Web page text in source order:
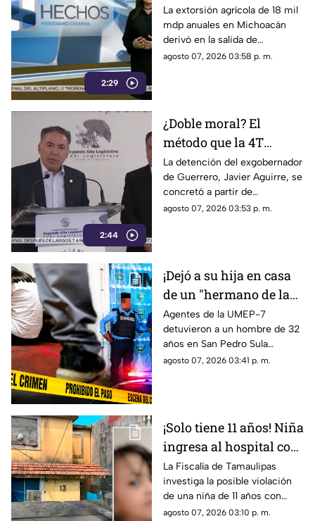
2:29
pérdidas de 18 mil mdp
en Michoacán
La extorsión agrícola de 18 mil
mdp anuales en Michoacán
derivó en la salida de
inspectores de EE. UU.,
agosto 07, 2026 03:58 p. m.
2:44
¿Doble moral? El
método que la 4T
desacredita para Rocha
Moya y Enrique
Inzunza fue el que
metió a la cárcel a
La detención del exgobernador
de Guerrero, Javier Aguirre, se
concretó a partir de
declaraciones de testigos
agosto 07, 2026 03:53 p. m.
¡Dejó a su hija en casa
de un "hermano de la
iglesia" para jugar con
otros niños y la niña
terminó 4bus4d4
Agentes de la UMEP-7
detuvieron a un hombre de 32
años en San Pedro Sula
acusado de agredir
agosto 07, 2026 03:41 p. m.
¡Solo tiene 11 años! Niña
ingresa al hospital con
más de 5 meses de
embarazo: autoridades
investigan familiares
La Fiscalía de Tamaulipas
investiga la posible violación
de una niña de 11 años con
cinco meses de embarazo en
agosto 07, 2026 03:10 p. m.